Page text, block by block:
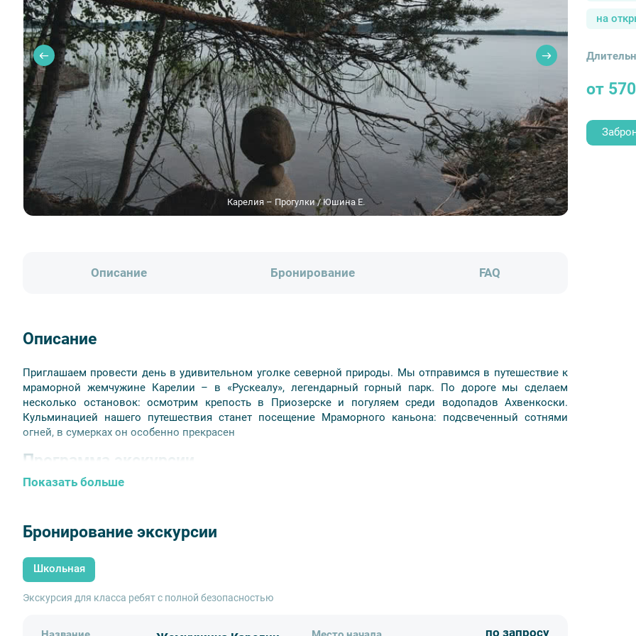
Карелия – Прогулки / Юшина Е.
на
от
Описание Бронирование FAQ
Описание
Приглашаем провести день в удивительном уголке северной природы. Мы отправимся в путешествие к
мраморной жемчужине Карелии – в «Рускеалу», легендарный горный парк. По дороге мы сделаем
несколько остановок: осмотрим крепость в Приозерске и погуляем среди водопадов Ахвенкоски.
Кульминацией нашего путешествия станет посещение Мраморного каньона: подсвеченный сотнями
огней, в сумерках он особенно прекрасен
Программа экскурсии
06:30 – Подача автобуса.
13:00 – Посещениег. Сортавалаи остановка на
14:00 –
Остановка у водопадов Ахвенкоски
образующими красивый ландшафт с заводью в окружении заснеженного хвойного леса. Эти места до
сих пор служат природными декорациями художественных фильмов и сериалов.
15:00 –
Горный парк Рускеала.
Показать больше
Бронирование экскурсии
Школьная
Экскурсия для класса ребят с полной безопасностью
по запросу